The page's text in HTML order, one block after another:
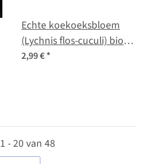
Echte koekoeksbloem
(Lychnis flos-cuculi) bio
zaad
2,99 €*
- 20 van 48